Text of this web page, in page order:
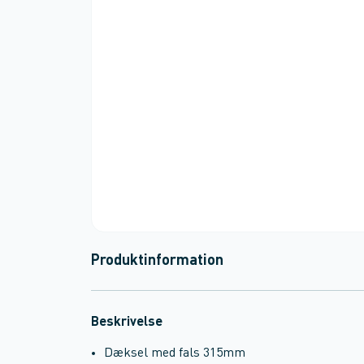
Produktinformation
Beskrivelse
Dæksel med fals 315mm